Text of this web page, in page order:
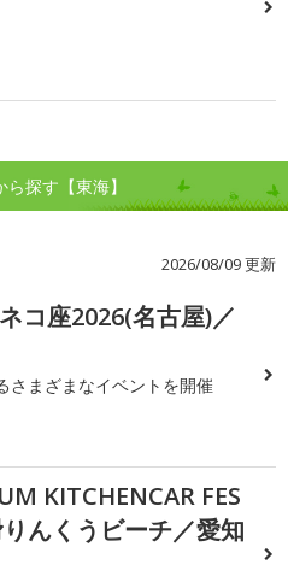
探す【東海】
2026/08/09 更新
コ座2026(名古屋)／
さまざまなイベントを開催
KITCHENCAR FES
んくうビーチ／愛知